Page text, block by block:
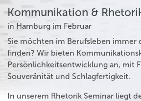
Kommunikation &
in Hamburg im Februar
Sie möchten im Berufsleben immer
finden? Wir bieten
Persönlichkeitsentwicklung an, mit
Souveränität und Schlagfertigkeit.
In unserem Rhetorik Seminar liegt